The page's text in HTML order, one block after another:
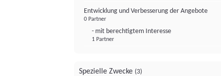
Entwicklung und Verbesserung der Angebote
0 Partner
- mit berechtigtem Interesse
1 Partner
Spezielle Zwecke (3)